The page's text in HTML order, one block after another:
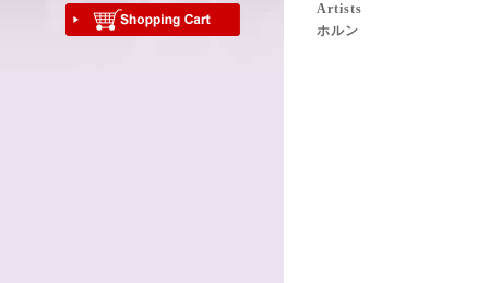
Artists
ホルン